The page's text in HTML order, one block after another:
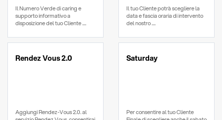
Il Numero Verde di caring e
supporto informativo a
disposizione del tuo Cliente ....
Il tuo Cliente potrà scegliere la
data e fascia oraria di intervento
del nostro ....
Rendez Vous 2.0
Aggiungi Rendez-Vous 2.0. al
Saturday
Per consentire al tuo Cliente